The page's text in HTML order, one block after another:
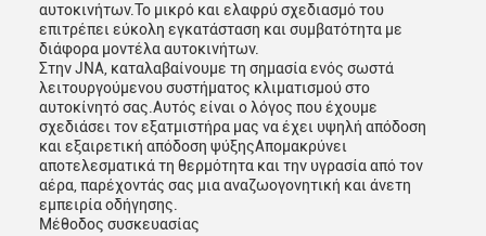
αυτοκινήτων.Το μικρό και ελαφρύ σχεδιασμό του
επιτρέπει εύκολη εγκατάσταση και συμβατότητα με
διάφορα μοντέλα αυτοκινήτων.
Στην JNA, καταλαβαίνουμε τη σημασία ενός σωστά
λειτουργούμενου συστήματος κλιματισμού στο
αυτοκίνητό σας.Αυτός είναι ο λόγος που έχουμε
σχεδιάσει τον εξατμιστήρα μας να έχει υψηλή απόδοση
και εξαιρετική απόδοση ψύξηςΑπομακρύνει
αποτελεσματικά τη θερμότητα και την υγρασία από τον
αέρα, παρέχοντάς σας μια αναζωογονητική και άνετη
εμπειρία οδήγησης.
Μέθοδος συσκευασίας